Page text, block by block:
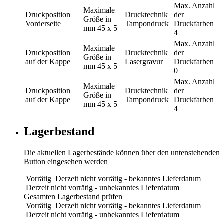
Druckposition
Vorderseite
Maximale
Größe in
mm 45 x 5
Drucktechnik
Tampondruck
Max. Anzahl
der
Druckfarben
4
Druckposition
auf der Kappe
Maximale
Größe in
mm 45 x 5
Drucktechnik
Lasergravur
Max. Anzahl
der
Druckfarben
0
Druckposition
auf der Kappe
Maximale
Größe in
mm 45 x 5
Drucktechnik
Tampondruck
Max. Anzahl
der
Druckfarben
4
Lagerbestand
Die aktuellen Lagerbestände können über den untenstehenden
Button eingesehen werden
Vorrätig Derzeit nicht vorrätig - bekanntes Lieferdatum
Derzeit nicht vorrätig - unbekanntes Lieferdatum
Gesamten Lagerbestand prüfen
Vorrätig Derzeit nicht vorrätig - bekanntes Lieferdatum
Derzeit nicht vorrätig - unbekanntes Lieferdatum